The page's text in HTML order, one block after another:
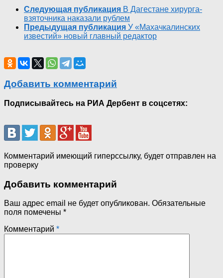
Следующая публикация В Дагестане хирурга-
взяточника наказали рублем
Предыдущая публикация У «Махачкалинских
известий» новый главный редактор
Добавить комментарий
Подписывайтесь на РИА Дербент в соцсетях:
Комментарий имеющий гиперссылку, будет отправлен на
проверку
Добавить комментарий
Ваш адрес email не будет опубликован. Обязательные
поля помечены *
Комментарий *